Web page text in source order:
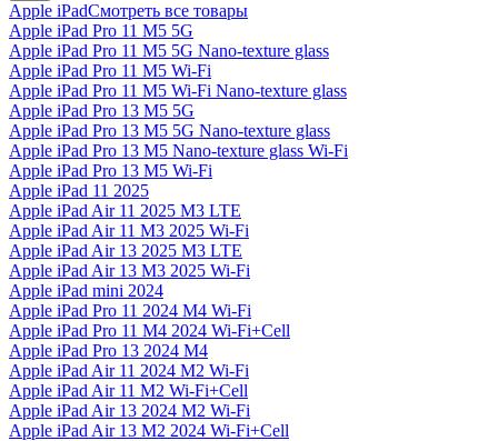
Apple iPadСмотреть все товары
Apple iPad Pro 11 M5 5G
Apple iPad Pro 11 M5 5G Nano-texture glass
Apple iPad Pro 11 M5 Wi-Fi
Apple iPad Pro 11 M5 Wi-Fi Nano-texture glass
Apple iPad Pro 13 M5 5G
Apple iPad Pro 13 M5 5G Nano-texture glass
Apple iPad Pro 13 M5 Nano-texture glass Wi-Fi
Apple iPad Pro 13 M5 Wi-Fi
Apple iPad 11 2025
Apple iPad Air 11 2025 M3 LTE
Apple iPad Air 11 M3 2025 Wi-Fi
Apple iPad Air 13 2025 M3 LTE
Apple iPad Air 13 M3 2025 Wi-Fi
Apple iPad mini 2024
Apple iPad Pro 11 2024 M4 Wi-Fi
Apple iPad Pro 11 M4 2024 Wi-Fi+Cell
Apple iPad Pro 13 2024 M4
Apple iPad Air 11 2024 M2 Wi-Fi
Apple iPad Air 11 M2 Wi-Fi+Cell
Apple iPad Air 13 2024 M2 Wi-Fi
Apple iPad Air 13 M2 2024 Wi-Fi+Cell